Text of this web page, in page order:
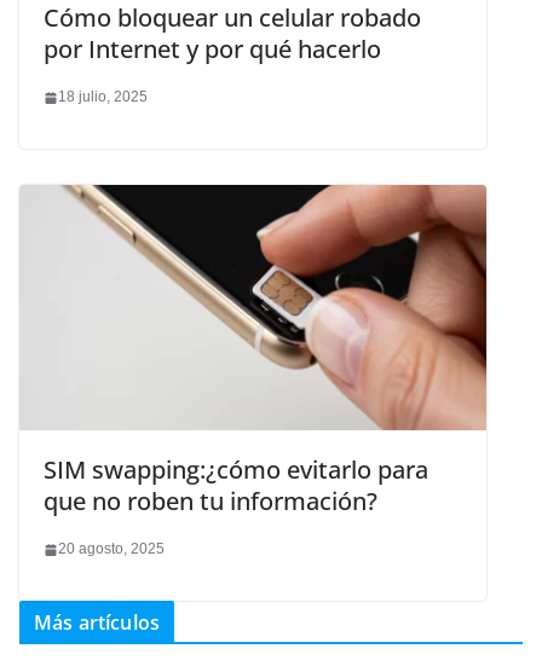
Cómo bloquear un celular robado
por Internet y por qué hacerlo
18 julio, 2025
SIM swapping:¿cómo evitarlo para
que no roben tu información?
20 agosto, 2025
Más artículos